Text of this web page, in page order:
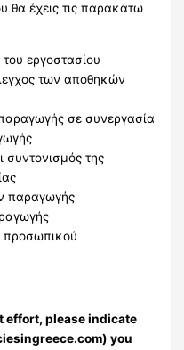
θα έχεις τις παρακάτω
του εργοστασίου
των αποθηκών
σε συνεργασία
της
παραγωγής
προσωπικού
effort, please indicate
you